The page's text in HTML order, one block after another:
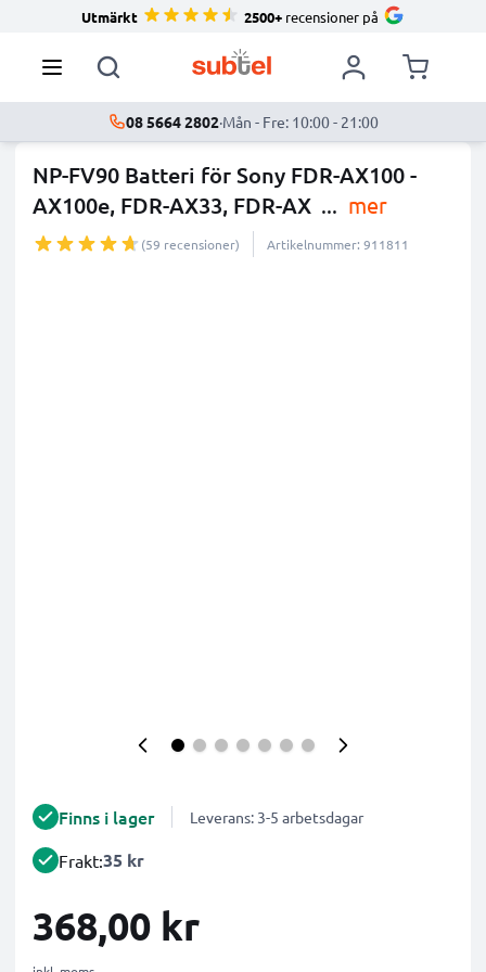
Utmärkt 2500+ recensioner på
08 5664 2802·Mån - Fre: 10:00 - 21:00
NP-FV90 Batteri för Sony FDR-AX100 -
AX100e, FDR-AX33, FDR-AX ... mer
(59 recensioner) Artikelnummer: 911811
Finns i lager Leverans: 3-5 arbetsdagar
Frakt:35 kr
368,00 kr